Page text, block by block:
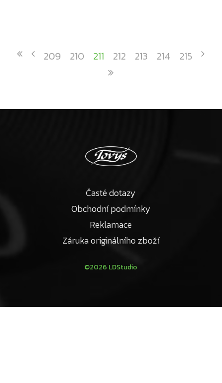
209 210 211 212 213 214 215
Časté dotazy
Obchodní podmínky
Reklamace
Záruka originálního zboží
©2026 LDStudio